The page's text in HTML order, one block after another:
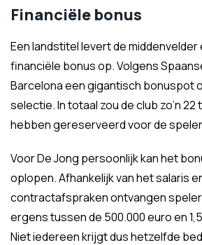
Financiële bonus
Een landstitel levert de middenvelder
financiële bonus op. Volgens
Barcelona een gigantisch bonuspot
selectie. In totaal zou de club zo’n 22
hebben gereserveerd voor de
Voor De Jong persoonlijk kan het
oplopen. Afhankelijk van het salaris
contractafspraken ontvangen
ergens tussen de 500.000 euro en
Niet iedereen krijgt dus hetzelfde